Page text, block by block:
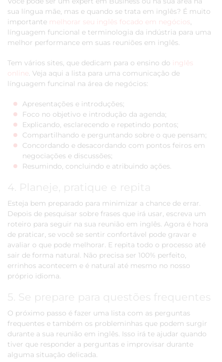
sua língua mãe, mas e quando se trata em inglês? É muito
importante melhorar seu inglês focado em negócios,
línguagem funcional e terminologia da indústria para uma
melhor performance em suas reuniões em inglês.
Tem vários sites, que dedicam para o ensino do
inglês
online. Veja aqui a lista para uma comunicação de
línguagem funcinal na área de negócios:
Apresentações e introduções;
Foco no objetivo e introdução da agenda;
Explicando, esclarecendo e repetindo pontos;
Compartilhando e perguntando sobre o que pensam;
Concordando e desacordando com pontos feiros em
negociações e discussões;
Resumindo, concluindo e atribuindo ações.
4. Planeje, pratique e repita
Esteja bem preparado para minimizar a chance de errar.
Depois de pesquisar sobre frases que irá usar, escreva um
roteiro para seguir na sua reunião em inglês. Agora é hora
de praticar, se você se sentir confortável pode gravar e
avaliar o que pode melhorar. E repita todo o processo até
sair de forma natural. Não precisa ser 100% perfeito,
errinhos acontecem e é natural até mesmo no nosso
próprio idioma.
5. Se prepare para questões frequentes
O próximo passo é fazer uma lista com as perguntas
frequentes e também os probleminhas que podem surgir
durante a sua reunião em inglês. Isso irá te ajudar quando
tiver que responder a perguntas e improvisar durante
alguma situação delicada.